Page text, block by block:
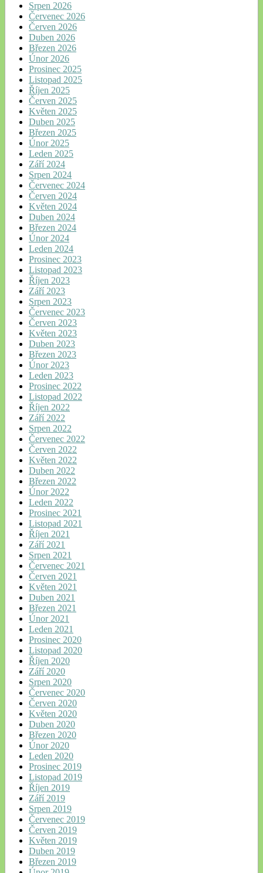
Srpen 2026
Červenec 2026
Červen 2026
Duben 2026
Březen 2026
Únor 2026
Prosinec 2025
Listopad 2025
Říjen 2025
Červen 2025
Květen 2025
Duben 2025
Březen 2025
Únor 2025
Leden 2025
Září 2024
Srpen 2024
Červenec 2024
Červen 2024
Květen 2024
Duben 2024
Březen 2024
Únor 2024
Leden 2024
Prosinec 2023
Listopad 2023
Říjen 2023
Září 2023
Srpen 2023
Červenec 2023
Červen 2023
Květen 2023
Duben 2023
Březen 2023
Únor 2023
Leden 2023
Prosinec 2022
Listopad 2022
Říjen 2022
Září 2022
Srpen 2022
Červenec 2022
Červen 2022
Květen 2022
Duben 2022
Březen 2022
Únor 2022
Leden 2022
Prosinec 2021
Listopad 2021
Říjen 2021
Září 2021
Srpen 2021
Červenec 2021
Červen 2021
Květen 2021
Duben 2021
Březen 2021
Únor 2021
Leden 2021
Prosinec 2020
Listopad 2020
Říjen 2020
Září 2020
Srpen 2020
Červenec 2020
Červen 2020
Květen 2020
Duben 2020
Březen 2020
Únor 2020
Leden 2020
Prosinec 2019
Listopad 2019
Říjen 2019
Září 2019
Srpen 2019
Červenec 2019
Červen 2019
Květen 2019
Duben 2019
Březen 2019